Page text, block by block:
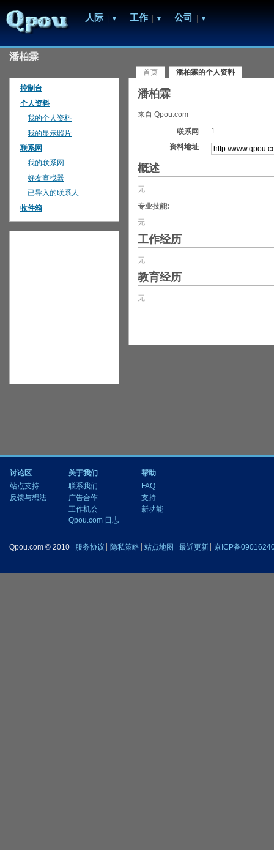
人际 ▼ 工作 ▼ 公司 ▼
潘柏霖
首页 潘柏霖的个人资料
潘柏霖
来自 Qpou.com
联系网
1
资料地址
概述
无
专业技能:
无
工作经历
无
教育经历
无
控制台
个人资料
我的个人资料
我的显示照片
联系网
我的联系网
好友查找器
已导入的联系人
收件箱
讨论区
站点支持
反馈与想法
关于我们
联系我们
广告合作
工作机会
Qpou.com 日志
帮助
FAQ
支持
新功能
Qpou.com © 2010 服务协议 隐私策略 站点地图 最近更新 京ICP备